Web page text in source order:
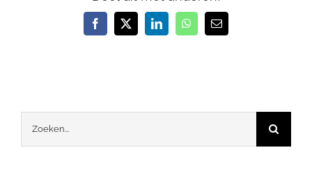
Facebook
X LinkedInWhatsApp
E-
mail
Zoeken
naar: